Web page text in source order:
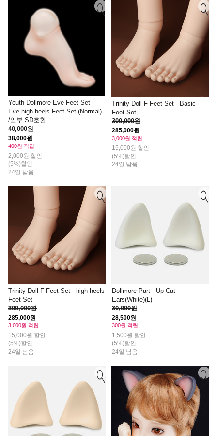
Youth Dollmore Eve Feet Set -
Eve high heels Feet Set (Normal)
/일부 SD호환
40,000원
38,000원
400원 적립
2,000원 할인
(5%)할인
24일 남음
Trinity Doll F Feet Set - Basic
Feet Set
300,000원
285,000원
3,000원 적립
15,000원 할인
(5%)할인
24일 남음
Trinity Doll F Feet Set - high heels
Feet Set
300,000원
285,000원
3,000원 적립
15,000원 할인
(5%)할인
24일 남음
Dollmore Part - Up Cat
Ears(White)(L)
30,000원
28,500원
300원 적립
1,500원 할인
(5%)할인
24일 남음